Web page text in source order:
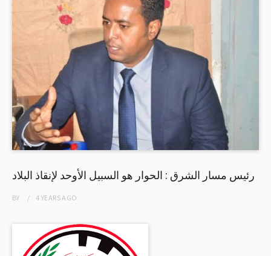
رئيس مسار الشرق : الحوار هو السبيل الأوحد لإنقاذ البلاد
BY 4 YEARSAGO